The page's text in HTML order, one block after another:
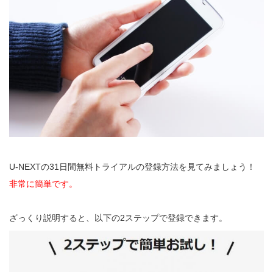
U-NEXTの31日間無料トライアルの登録方法を見てみましょう！
非常に簡単です。
ざっくり説明すると、以下の2ステップで登録できます。